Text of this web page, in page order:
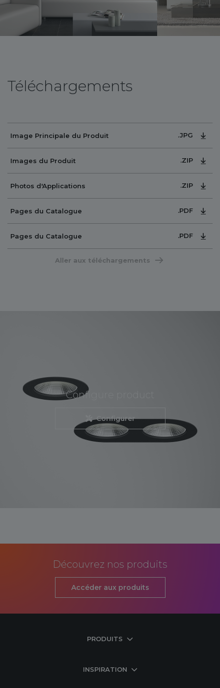
Téléchargements
Image Principale du Produit .JPG
Images du Produit .ZIP
Photos d'Applications .ZIP
Pages du Catalogue .PDF
Pages du Catalogue .PDF
Aller aux téléchargements
Configure product
Configurer
Découvrez nos produits
Accéder aux produits
PRODUITS
INSPIRATION